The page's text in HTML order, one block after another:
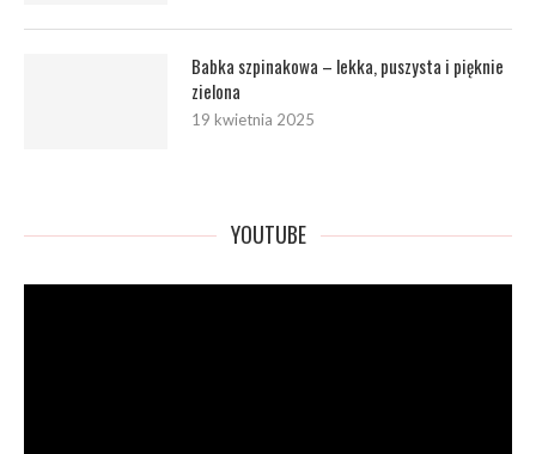
Babka szpinakowa – lekka, puszysta i pięknie
zielona
19 kwietnia 2025
YOUTUBE